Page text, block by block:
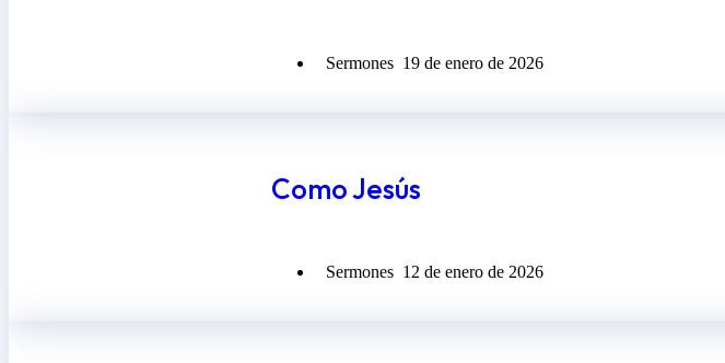
Sermones 19 de enero de 2026
Como Jesús
Sermones 12 de enero de 2026